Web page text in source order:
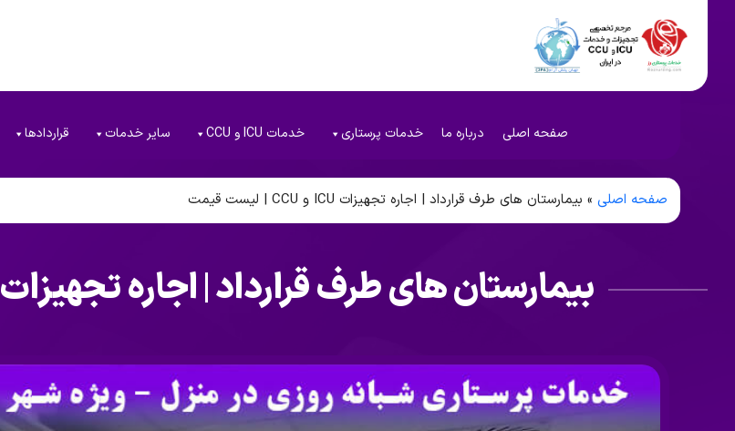
صفحه اصلی درباره ما خدمات پرستاری خدمات ICU و CCU سایر خدمات قراردادها
صفحه اصلی » بیمارستان های طرف قرارداد | اجاره تجهیزات ICU و CCU | لیست قیمت
بیمارستان های طرف قرارداد | اجاره تجهیزات ICU و CCU | لیست قیمت